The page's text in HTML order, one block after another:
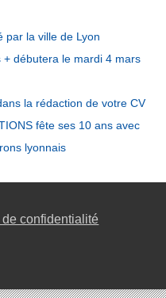
par la ville de Lyon
+ débutera le mardi 4 mars
la rédaction de votre CV
fête ses 10 ans avec
lyonnais
confidentialité